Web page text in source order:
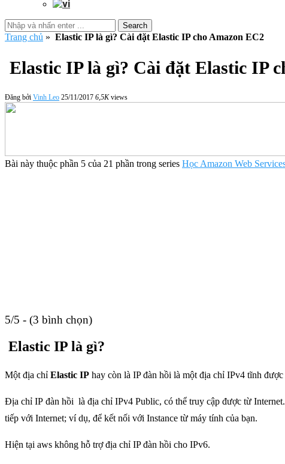
Search
Trang chủ » Elastic IP là gì? Cài đặt Elastic IP cho Amazon EC2
Elastic IP là gì? Cài đặt Elastic IP
Đăng bởi Vinh Leo 25/11/2017 6,5Kviews
Bài này thuộc phần 5 của 21 phần trong series Học Amazon Web
5/5 - (3 bình chọn)
Elastic IP là gì?
Một địa chỉ Elastic IP hay còn là IP đàn hồi là một địa chỉ IPv4 tĩnh
Địa chỉ IP đàn hồi là địa chỉ IPv4 Public, có thể truy cập được từ
tiếp với Internet; ví dụ, để kết nối với Instance từ máy tính của bạn.
Hiện tại aws không hỗ trợ địa chỉ IP đàn hồi cho IPv6.